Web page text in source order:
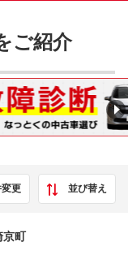
ご紹介
更 並び替え
京町